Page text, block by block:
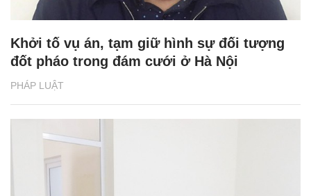
PHÁP LUẬT
Khởi tố vụ án, tạm giữ hình sự đối tượng
đốt pháo trong đám cưới ở Hà Nội